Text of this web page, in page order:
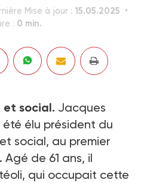
Mise à jour : 15.05.2025
: 0 min.
et social. Jacques
été élu président du
social, au premier
de 61 ans, il
qui occupait cette